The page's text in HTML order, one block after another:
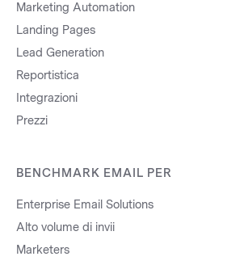
Marketing Automation
Landing Pages
Lead Generation
Reportistica
Integrazioni
Prezzi
BENCHMARK EMAIL PER
Enterprise Email Solutions
Alto volume di invii
Marketers